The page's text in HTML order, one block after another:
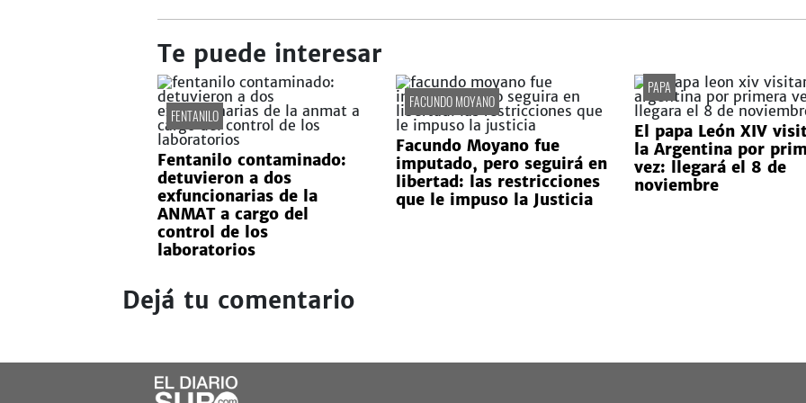
Te puede interesar
FENTANILO
Fentanilo contaminado:
detuvieron a dos
exfuncionarias de la
ANMAT a cargo del
control de los
laboratorios
FACUNDO MOYANO
Facundo Moyano fue
imputado, pero seguirá en
libertad: las restricciones
que le impuso la Justicia
PAPA
El papa León XIV
la Argentina por
vez: llegará el 8 de
noviembre
Dejá tu comentario